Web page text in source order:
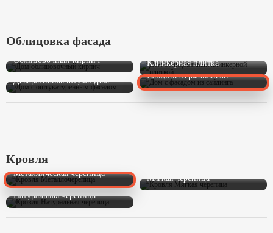
Облицовка фасада
Облицовочный кирпич
Клинкерная плитка
Декоративная штукатурка
Сайдинг/термопанели
Кровля
Металлическая черепица
Мягкая черепица
Натуральная черепица